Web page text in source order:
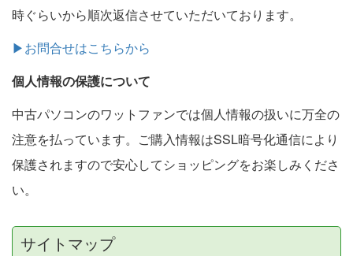
時ぐらいから順次返信させていただいております。
▶お問合せはこちらから
個人情報の保護について
中古パソコンのワットファンでは個人情報の扱いに万全の
注意を払っています。ご購入情報はSSL暗号化通信により
保護されますので安心してショッピングをお楽しみくださ
い。
サイトマップ